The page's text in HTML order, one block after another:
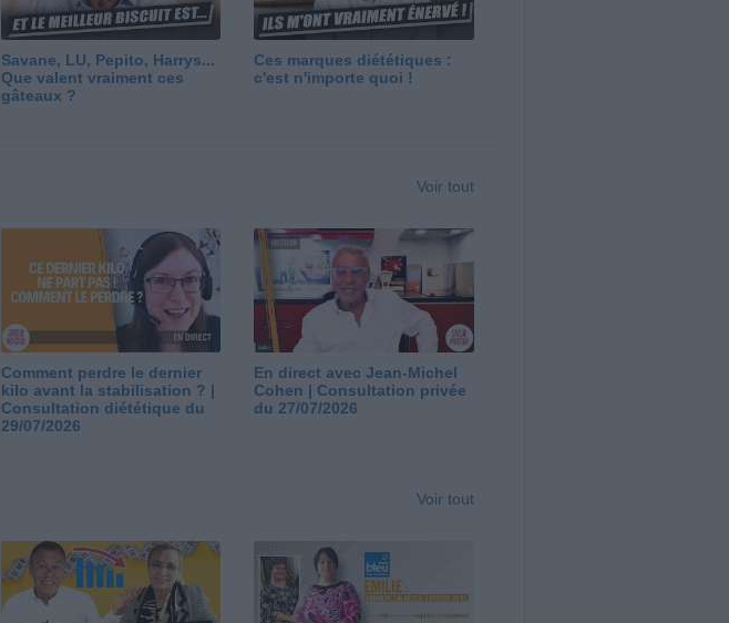
Savane, LU, Pepito, Harrys...
Que valent vraiment ces
gâteaux ?
Ces marques diététiques :
c'est n'importe quoi !
Voir tout
Comment perdre le dernier
kilo avant la stabilisation ? |
Consultation diététique du
29/07/2026
En direct avec Jean-Michel
Cohen | Consultation privée
du 27/07/2026
Voir tout